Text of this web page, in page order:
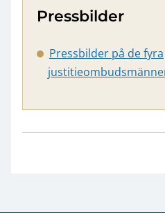
Pressbilder
Pressbilder på de fyra